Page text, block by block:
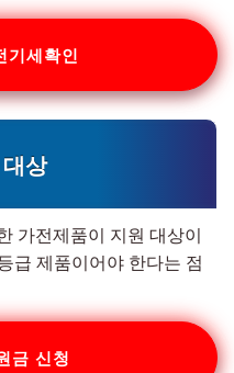
기세확인
상
가전제품이 지원 대상이
급 제품이어야 한다는 점
금 신청